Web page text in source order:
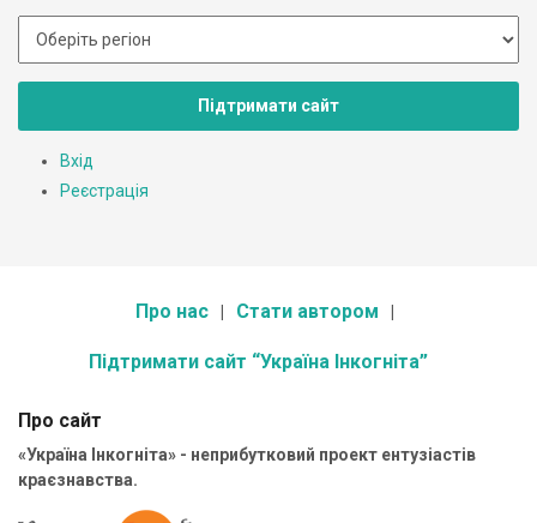
Підтримати сайт
Вхід
Реєстрація
Про нас Стати автором
Підтримати сайт “Україна Інкогніта”
Про сайт
«Україна Інкогніта» - неприбутковий проект ентузіастів
краєзнавства.